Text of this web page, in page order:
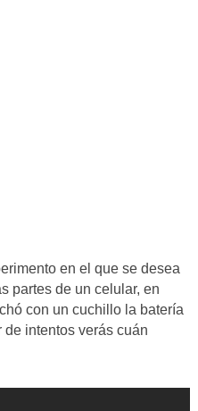
en el que se desea
partes de un celular, en
con un cuchillo la batería
intentos verás cuán